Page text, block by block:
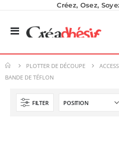
Créez, Osez,
Basculer
PLOTTER DE DÉCOUPE
BANDE DE TÉFLON
FILTER